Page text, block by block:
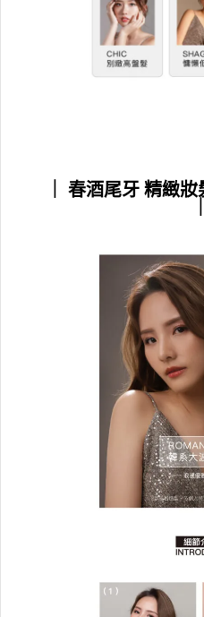
｜ 春酒尾牙 精緻